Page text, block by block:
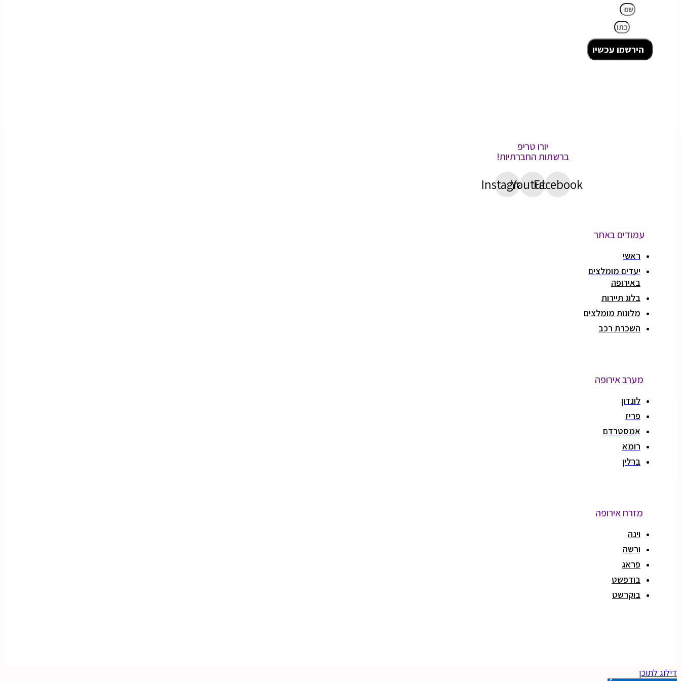
הירשמו עכשיו
יורו טריפ
ברשתות החברתיות!
Facebook
Youtube
Instagram
עמודים באתר
ראשי
יעדים מומלצים
באירופה
בלוג תיירות
מלונות מומלצים
השכרת רכב
מערב אירופה
לונדון
פריז
אמסטרדם
רומא
ברלין
מזרח אירופה
וינה
ורשה
פראג
בודפשט
בוקרשט
דילוג לתוכן